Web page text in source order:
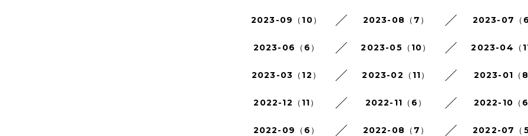
2023-09（10） 2023-08（7） 2023-07（6
2023-06（6） 2023-05（10） 2023-04（11
2023-03（12） 2023-02（11） 2023-01（8
2022-12（11） 2022-11（6） 2022-10（6
2022-09（6） 2022-08（7） 2022-07（5